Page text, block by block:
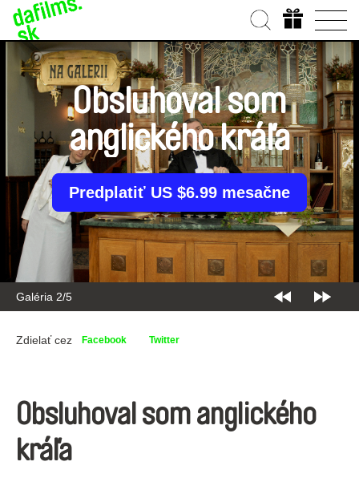
Galéria 2/5
Obsluhoval som
anglického kráľa
Predplatiť US $6.99 mesačne
Zdielať cez Facebook Twitter
Obsluhoval som anglického
kráľa